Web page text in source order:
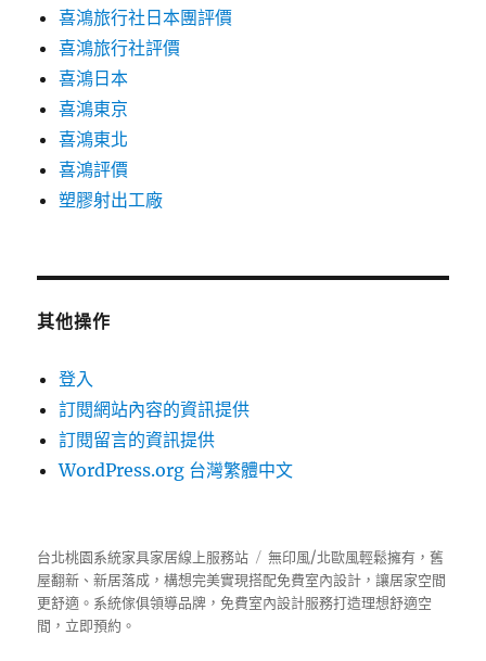
喜鴻旅行社日本團評價
喜鴻旅行社評價
喜鴻日本
喜鴻東京
喜鴻東北
喜鴻評價
塑膠射出工廠
其他操作
登入
訂閱網站內容的資訊提供
訂閱留言的資訊提供
WordPress.org 台灣繁體中文
台北桃園系統家具家居線上服務站
無印風/北歐風輕鬆擁有，舊
屋翻新、新居落成，構想完美實現搭配免費室內設計，讓居家空間
更舒適。 系統傢俱領導品牌，免費室內設計服務打造理想舒適空
間，立即預約。